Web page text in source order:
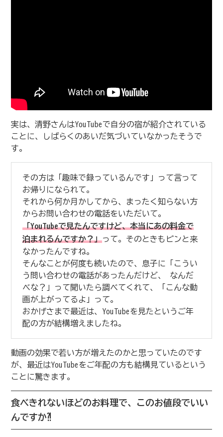
実は、清野さんはYouTubeで自分の宿が紹介されている
ことに、しばらくのあいだ気づいていなかったそうで
す。
その方は「趣味で録っているんです」って言って
お帰りになられて。
それから何か月かしてから、まったく知らない方
からお問い合わせの電話をいただいて。
「YouTubeで見たんですけど、本当にあの料金で
泊まれるんですか？」って。そのときもピンと来
なかったんですね。
そんなことが何度も続いたので、息子に「こうい
う問い合わせの電話があったんだけど、 なんだ
べな？」って聞いたら調べてくれて、「こんな動
画が上がってるよ」って。
おかげさまで最近は、YouTubeを見たというご年
配の方が結構増えましたね。
動画の効果で若い方が増えたのかと思っていたのです
が、最近はYouTubeをご年配の方も結構見ているという
ことに驚きます。
食べきれないほどのお料理で、このお値段でいい
んですか⁈